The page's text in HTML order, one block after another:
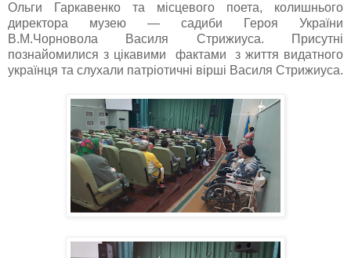
Ольги Гаркавенко та місцевого поета, колишнього
директора музею — садиби Героя України
В.М.Чорновола Василя Стрижиуса. Присутні
познайомилися з цікавими фактами з життя видатного
українця та слухали патріотичні вірші Василя Стрижиуса.